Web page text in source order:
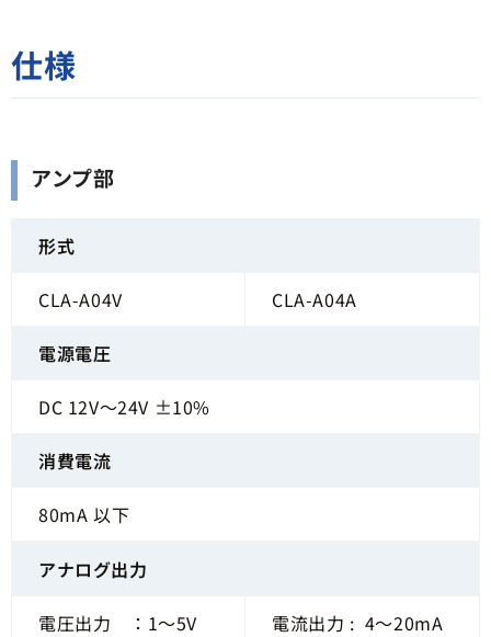
仕様
アンプ部
形式
CLA-A04V CLA-A04A
電源電圧
DC 12V～24V ±10%
消費電流
80mA 以下
アナログ出力
電圧出力 ： 1～5V
電流出力 : 4～20mA